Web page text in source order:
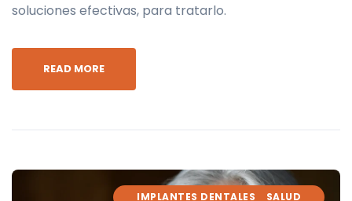
soluciones efectivas, para tratarlo.
READ MORE
IMPLANTES DENTALES SALUD